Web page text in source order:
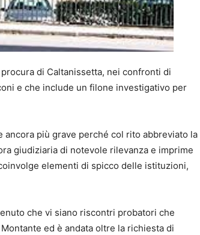
di Caltanissetta, nei confronti di
e che include un filone investigativo per
ancora più grave perché col rito abbreviato la
giudiziaria di notevole rilevanza e imprime
elementi di spicco delle istituzioni,
che vi siano riscontri probatori che
ed è andata oltre la richiesta di